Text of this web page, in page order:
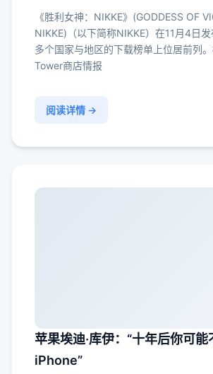
《胜利女神：NIKKE》(GODDESS OF
NIKKE)（以下简称NIKKE）在11月4日
多个国家与地区的下载榜单上位居前列
Tower商店情报
阅读详情 →
苹果埃迪·库伊：“十年后你可能
iPhone”